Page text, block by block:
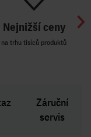
Nejnižší ceny
na trhu tisíců produktů
Záruční
servis